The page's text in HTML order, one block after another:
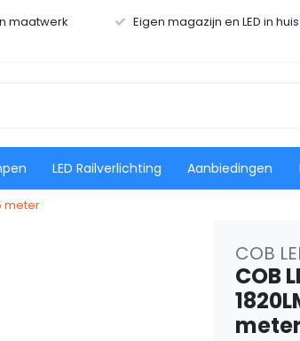
maatwerk Eigen magazijn en LED in
LED Railverlichting Aanbiedingen
meter
COB
COB